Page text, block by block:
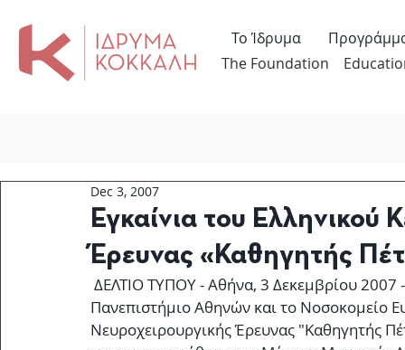
The Foundation
Το Ίδρυμα
Εγκαίνια του Ελληνικού
Έρευνας «Καθηγητής
Dec 3, 2007
Πανεπιστήμιο Αθηνών και το Νοσοκομείο
Νευροχειρουργικής Έρευνας "Καθηγητής